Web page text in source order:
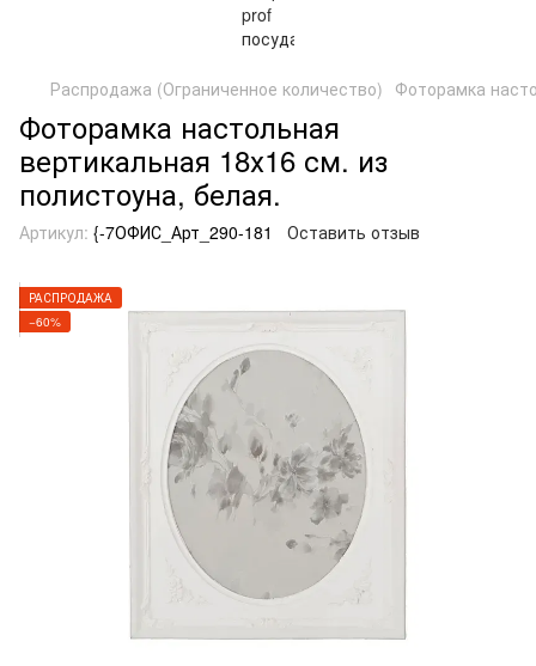
Распродажа (Ограниченное количество) Фоторамка
Фоторамка настольная
вертикальная 18х16 см. из
полистоуна, белая.
Артикул: {-7ОФИС_Арт_290-181 Оставить отзыв
РАСПРОДАЖА
−60%